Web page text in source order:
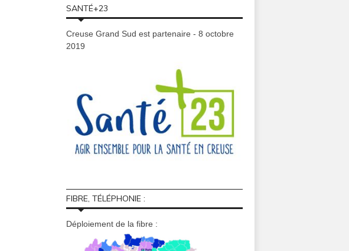
SANTÉ+23
Creuse Grand Sud est partenaire - 8 octobre
2019
FIBRE, TÉLÉPHONIE :
Déploiement de la fibre :